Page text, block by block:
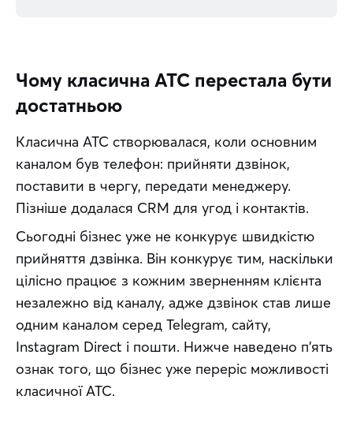
Чому класична АТС перестала бути
достатньою
Класична АТС створювалася, коли основним
каналом був телефон: прийняти дзвінок,
поставити в чергу, передати менеджеру.
Пізніше додалася CRM для угод і контактів.
Сьогодні бізнес уже не конкурує швидкістю
прийняття дзвінка. Він конкурує тим, наскільки
цілісно працює з кожним зверненням клієнта
незалежно від каналу, адже дзвінок став лише
одним каналом серед Telegram, сайту,
Instagram Direct і пошти. Нижче наведено п'ять
ознак того, що бізнес уже переріс можливості
класичної АТС.